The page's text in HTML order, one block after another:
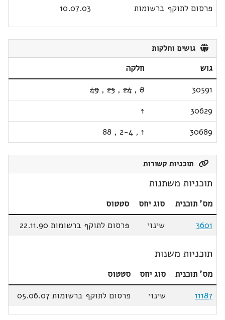
פרסום לתוקף ברשומות
10.07.03
גושים וחלקות
גוש
חלקה
30591
8
,
24
,
25
,
49
30629
1
30689
1
,
2-4
,
88
תוכניות קשורות
תוכניות משתנות
מס' תוכנית סוג יחס
סטטוס
3601
שינוי פרסום לתוקף ברשומות 22.11.90
תוכניות משנות
מס' תוכנית סוג יחס
סטטוס
11187
שינוי פרסום לתוקף ברשומות 05.06.07